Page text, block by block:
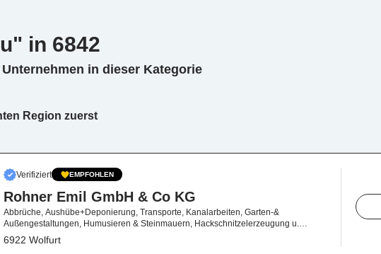
in 6842
in dieser Kategorie
Region zuerst
Verifiziert EMPFOHLEN
Rohner Emil GmbH & Co KG
Abbrüche, Aushübe+Deponierung, Transporte, Kanalarbeiten, Garten-&
Außengestaltungen, Humusieren & Steinmauern, Hackschnitzelerzeugung u.
Zustellung
6922 Wolfurt